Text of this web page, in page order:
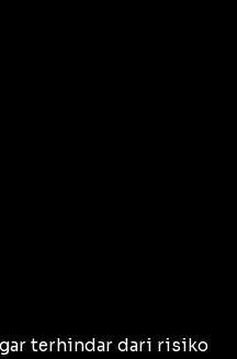
terhindar dari risiko